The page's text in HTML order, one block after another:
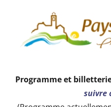
Programme et
suivre